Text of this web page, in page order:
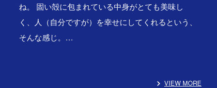
ね。 固い殻に包まれている中身がとても美味し
く、人（自分ですが）を幸せにしてくれるという、
そんな感じ。…
VIEW MORE